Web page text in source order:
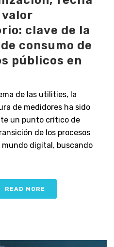
clave de la
consumo de
públicos en
de las utilities, la
de medidores ha sido
un punto crítico de
de los procesos
mundo digital, buscando
READ MORE